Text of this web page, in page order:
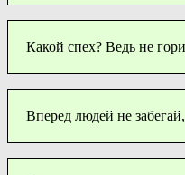
Какой спех? Ведь не
Вперед людей не